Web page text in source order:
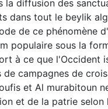
la diffusion des
dans tout le beylik
de ce phénomène
populaire sous la
à ce que l'Occident
campagnes de
et Al murabitoun
et de la patrie selon